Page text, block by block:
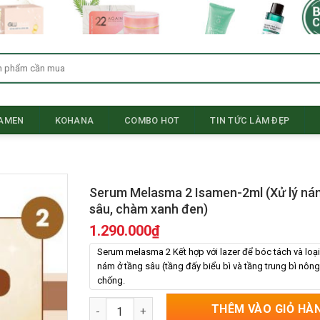
KOHANA COMBO HOT TIN TỨC LÀM ĐẸP
Serum Melasma 2 Isamen-2ml (Xử lý
sâu, chàm xanh đen)
1.290.000₫
Serum melasma 2 Kết hợp với lazer để bóc tách và
nám ở tầng sâu (tầng đấy biểu bì và tầng trung bì
chống.
Serum Melasma 2 Isamen-2ml (Xử lý nám
THÊM VÀO GIỎ